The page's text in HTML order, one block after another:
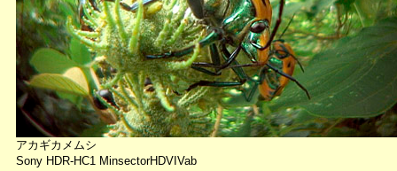
アカギカメムシ
Sony HDR-HC1 MinsectorHDVIVab